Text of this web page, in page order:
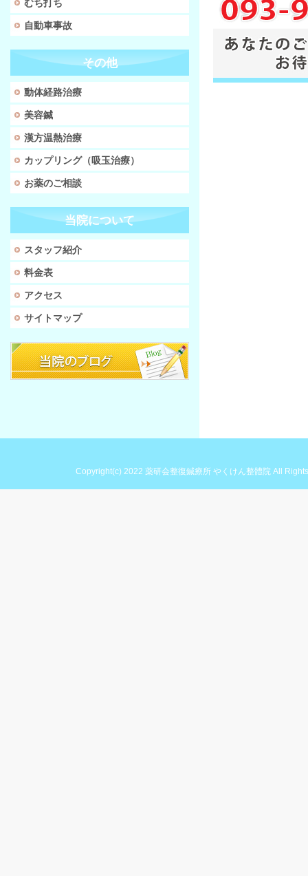
むち打ち
自動車事故
その他
動体経路治療
美容鍼
漢方温熱治療
カップリング（吸玉治療）
お薬のご相談
当院について
スタッフ紹介
料金表
アクセス
サイトマップ
Copyright(c) 2022 薬研会整復鍼療所 やくけん整體院All